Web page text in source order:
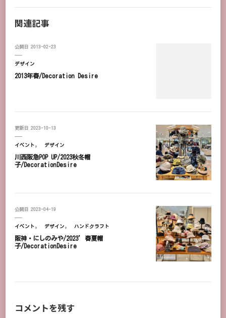
関連記事
公開日 2013-02-23
デザイン
2013年春/Decoration Desire
更新日 2023-10-13
イベント デザイン
川西阪急POP UP/2023秋冬帽
子/DecorationDesire
公開日 2023-04-19
イベント デザイン ハンドクラフト
阪神・にしのみや/2023’春夏帽
子/DecorationDesire
コメントを残す